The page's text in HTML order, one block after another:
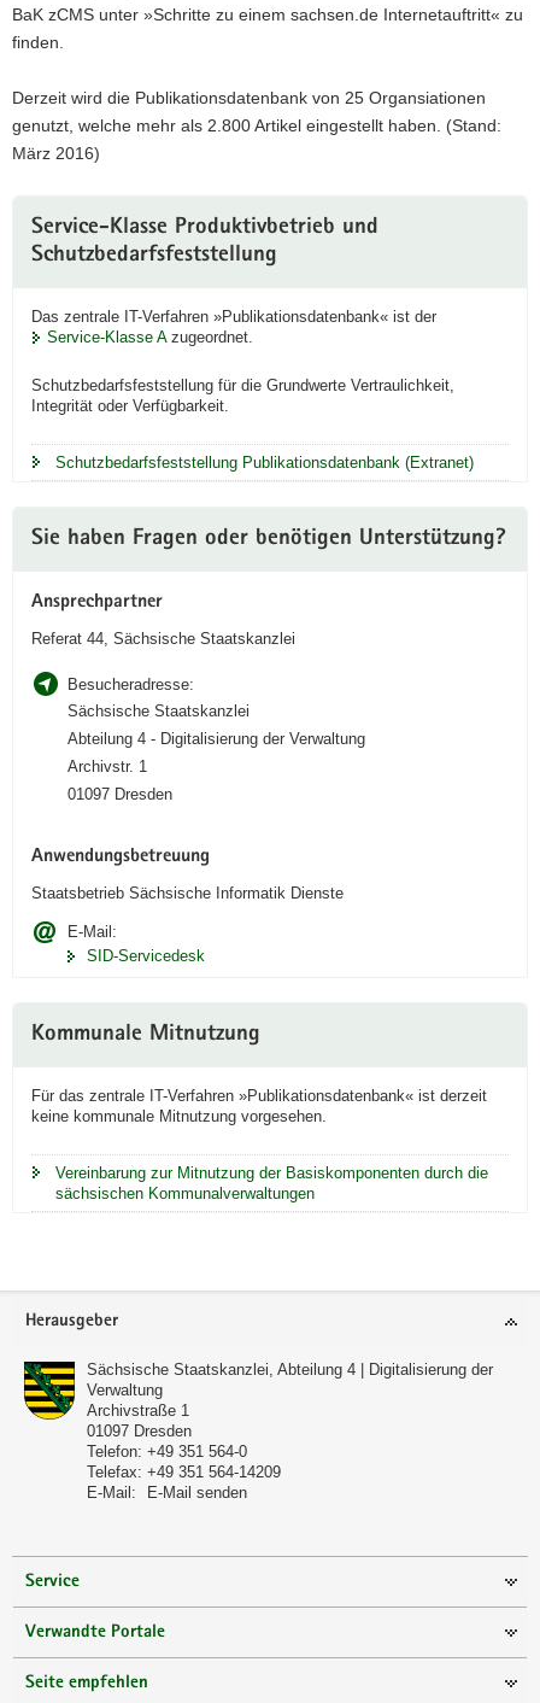
BaK zCMS unter »Schritte zu einem sachsen.de Internetauftritt« zu
finden.
Derzeit wird die Publikationsdatenbank von 25 Organsiationen
genutzt, welche mehr als 2.800 Artikel eingestellt haben. (Stand:
März 2016)
Information
Service-Klasse Produktivbetrieb und
Schutzbedarfsfeststellung
Das zentrale IT-Verfahren »Publikationsdatenbank« ist der
Service-Klasse Azugeordnet.
Schutzbedarfsfeststellung für die Grundwerte Vertraulichkeit,
Integrität oder Verfügbarkeit.
Schutzbedarfsfeststellung Publikationsdatenbank (Extranet)
Sie haben Fragen oder benötigen Unterstützung?
Ansprechpartner
Referat 44, Sächsische Staatskanzlei
Besucheradresse:
Sächsische Staatskanzlei
Abteilung 4 - Digitalisierung der Verwaltung
Archivstr. 1
01097 Dresden
Anwendungsbetreuung
Staatsbetrieb Sächsische Informatik Dienste
E-Mail:
SID-Servicedesk
Kommunale Mitnutzung
Für das zentrale IT-Verfahren »Publikationsdatenbank« ist derzeit
keine kommunale Mitnutzung vorgesehen.
Vereinbarung zur Mitnutzung der Basiskomponenten durch die
sächsischen Kommunalverwaltungen
Footer-
Herausgeber
Sächsische Staatskanzlei, Abteilung 4 | Digitalisierung der
Verwaltung
Archivstraße 1
01097 Dresden
Telefon: +49 351 564-0
Telefax: +49 351 564-14209
E-Mail:
E-Mail senden
Service
Verwandte Portale
Seite empfehlen